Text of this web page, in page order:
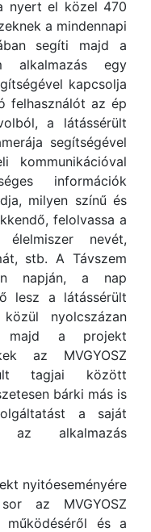
nyert el közel 470
a mindennapi
segíti majd a
alkalmazás egy
kapcsolja
felhasználót az ép
a látássérült
segítségével
kommunikációval
információk
milyen színű és
felolvassa a
nevét,
stb. A Távszem
napján, a nap
lesz a látássérült
nyolcszázan
majd a projekt
az MVGYOSZ
tagjai között
bárki más is
a saját
az alkalmazás
nyitóeseményére
az MVGYOSZ
működéséről és a